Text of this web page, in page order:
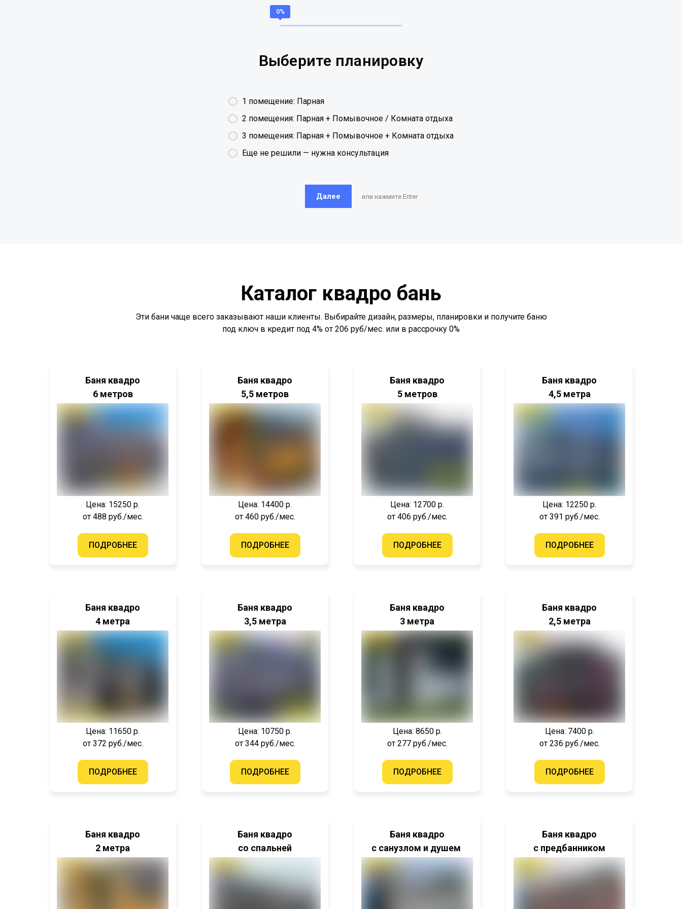
Выберите планировку
1 помещение: Парная
2 помещения: Парная + Помывочное / Комната отдыха
3 помещения: Парная + Помывочное + Комната отдыха
Еще не решили — нужна консультация
Далее или нажмите Enter
Каталог квадро бань
Эти бани чаще всего заказывают наши клиенты. Выбирайте дизайн, размеры, планировки и получите баню
под ключ в кредит под 4% от 206 руб/мес. или в рассрочку 0%
Баня квадро
6 метров
Цена: 15250 р.
от 488 руб./мес.
ПОДРОБНЕЕ
Баня квадро
5,5 метров
Цена: 14400 р.
от 460 руб./мес.
ПОДРОБНЕЕ
Баня квадро
5 метров
Цена: 12700 р.
от 406 руб./мес.
ПОДРОБНЕЕ
Баня квадро
4,5 метра
Цена: 12250 р.
от 391 руб./мес.
ПОДРОБНЕЕ
Баня квадро
4 метра
Цена: 11650 р.
от 372 руб./мес.
ПОДРОБНЕЕ
Баня квадро
3,5 метра
Цена: 10750 р.
от 344 руб./мес.
ПОДРОБНЕЕ
Баня квадро
3 метра
Цена: 8650 р.
от 277 руб./мес.
ПОДРОБНЕЕ
Баня квадро
2,5 метра
Цена: 7400 р.
от 236 руб./мес.
ПОДРОБНЕЕ
Баня квадро
2 метра
Баня квадро
со спальней
Баня квадро
с санузлом и душем
Баня квадро
с предбанником